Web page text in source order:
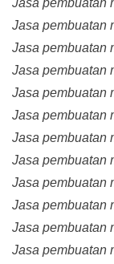
Jasa pembuatan
Jasa pembuatan
Jasa pembuatan
Jasa pembuatan
Jasa pembuatan
Jasa pembuatan
Jasa pembuatan
Jasa pembuatan
Jasa pembuatan
Jasa pembuatan
Jasa pembuatan
Jasa pembuatan